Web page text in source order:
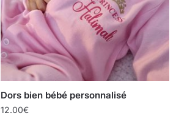
Dors bien bébé personnalisé
12.00€